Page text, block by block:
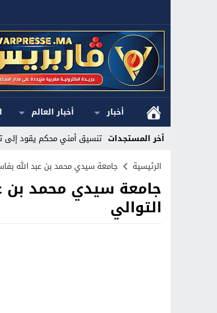
أخبار أخبار العالم
أخر المستجدات تنسيق أمني محكم يقود إلى
Stop
Previous
الرئيسية جامعة سيدي محمد بن عبد الله بفاس تتصدر تصنيف
التوالي